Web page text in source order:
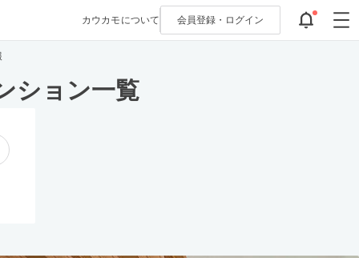
カウカモについて 会員登録・ ログイン
ション一覧